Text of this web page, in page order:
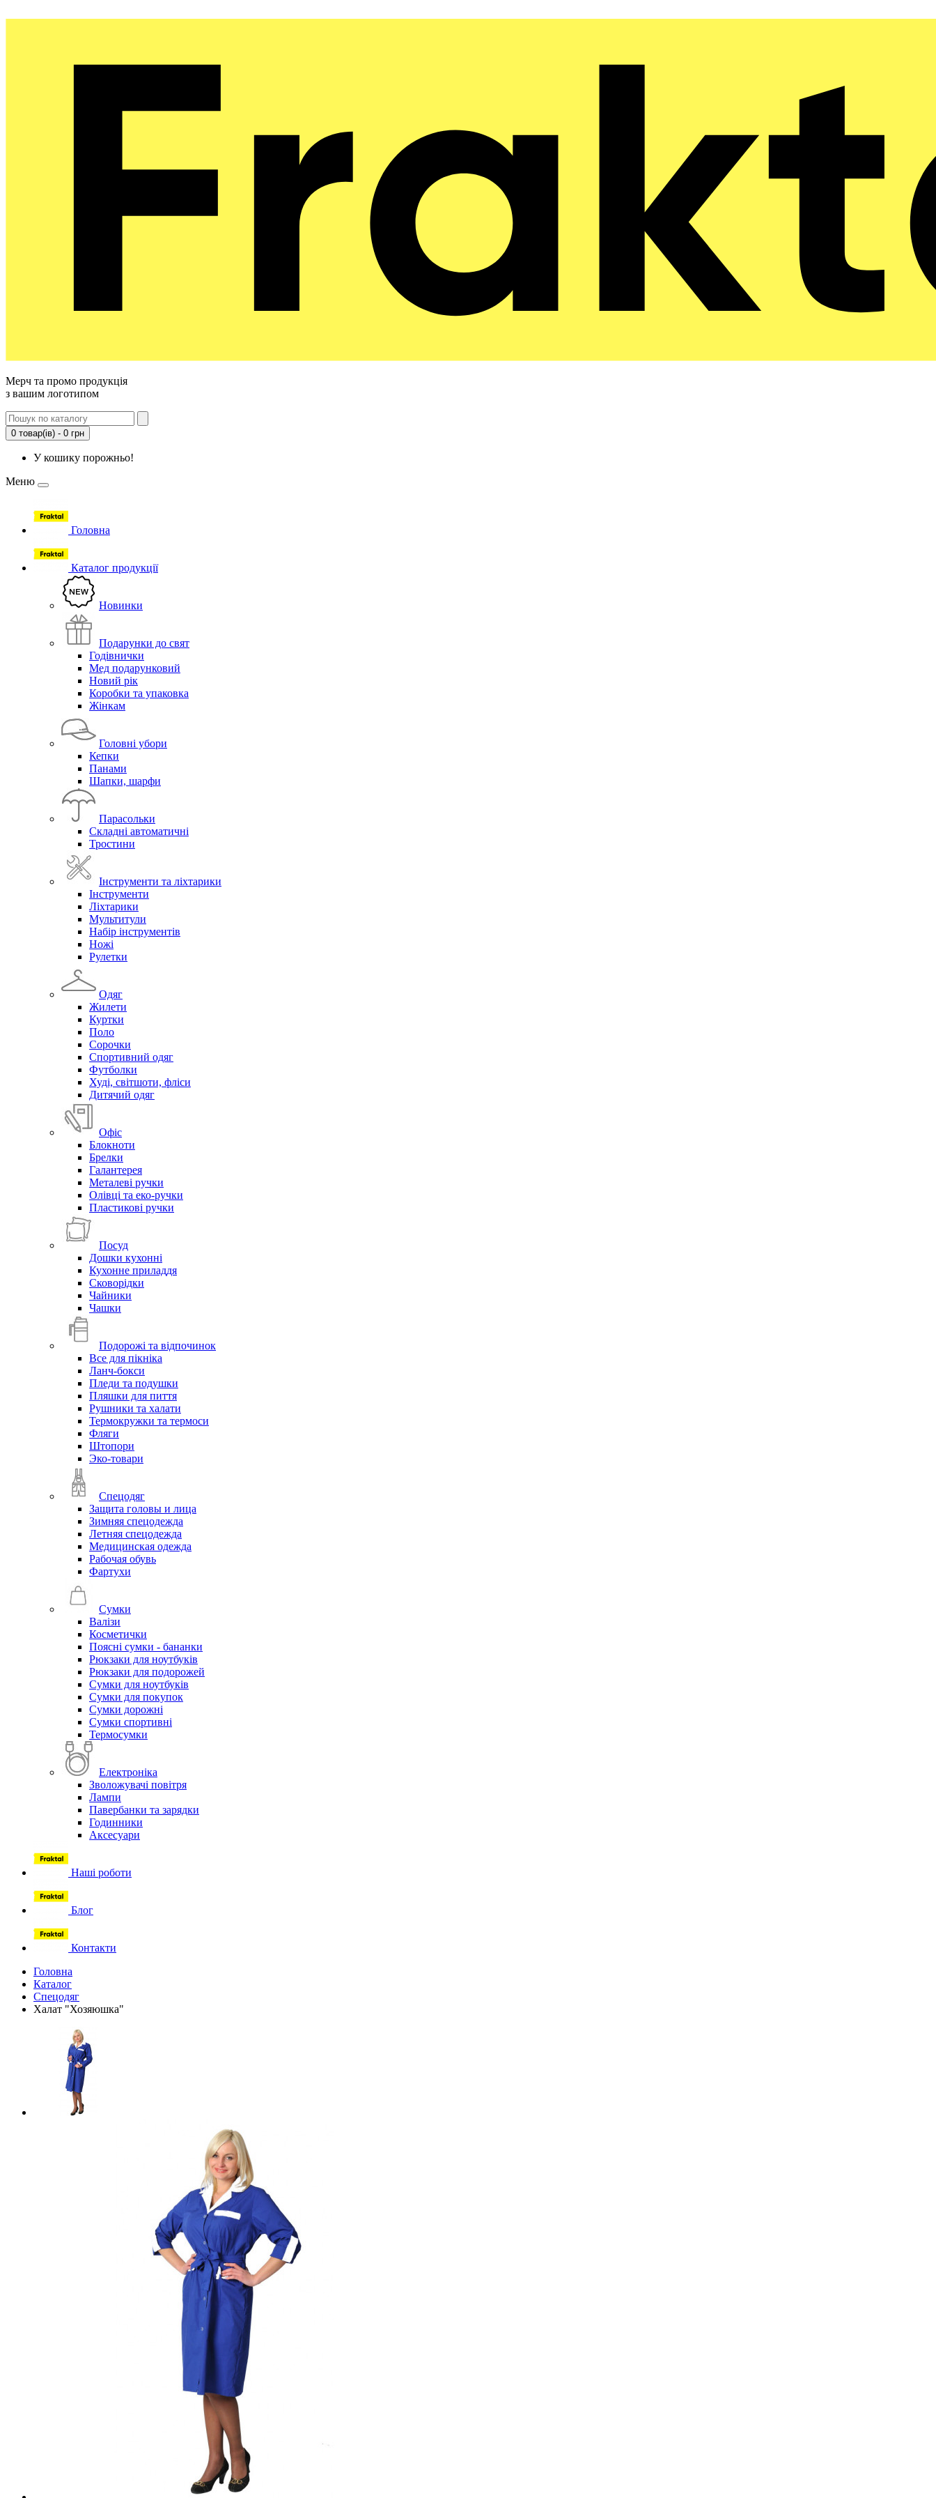
Мерч та промо продукція
з вашим логотипом
0 товар(ів) - 0 грн
У кошику порожньо!
Меню
Головна
Каталог продукції
Новинки
Подарунки до свят
Годівнички
Мед подарунковий
Новий рік
Коробки та упаковка
Жінкам
Головні убори
Кепки
Панами
Шапки, шарфи
Парасольки
Складні автоматичні
Тростини
Інструменти та ліхтарики
Інструменти
Ліхтарики
Мультитули
Набір інструментів
Ножі
Рулетки
Одяг
Жилети
Куртки
Поло
Сорочки
Спортивний одяг
Футболки
Худі, світшоти, фліси
Дитячий одяг
Офіс
Блокноти
Брелки
Галантерея
Металеві ручки
Олівці та еко-ручки
Пластикові ручки
Посуд
Дошки кухонні
Кухонне приладдя
Сковорідки
Чайники
Чашки
Подорожі та відпочинок
Все для пікніка
Ланч-бокси
Пледи та подушки
Пляшки для пиття
Рушники та халати
Термокружки та термоси
Фляги
Штопори
Эко-товари
Спецодяг
Защита головы и лица
Зимняя спецодежда
Летняя спецодежда
Медицинская одежда
Рабочая обувь
Фартухи
Сумки
Валізи
Косметички
Поясні сумки - бананки
Рюкзаки для ноутбуків
Рюкзаки для подорожей
Сумки для ноутбуків
Сумки для покупок
Сумки дорожні
Сумки спортивні
Термосумки
Електроніка
Зволожувачі повітря
Лампи
Павербанки та зарядки
Годинники
Аксесуари
Наші роботи
Блог
Контакти
Головна
Каталог
Спецодяг
Халат "Хозяюшка"